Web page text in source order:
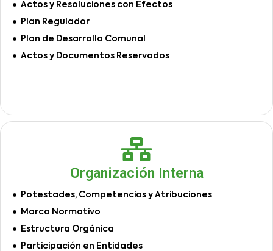
Actos y Resoluciones con Efectos
Plan Regulador
Plan de Desarrollo Comunal
Actos y Documentos Reservados
Organización Interna
Potestades, Competencias y Atribuciones
Marco Normativo
Estructura Orgánica
Participación en Entidades